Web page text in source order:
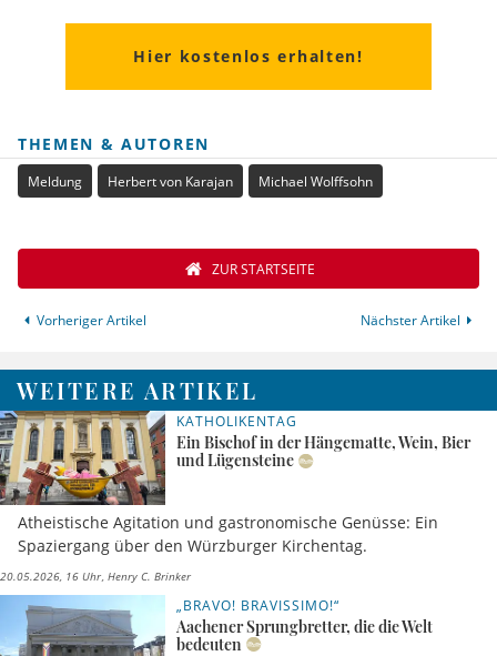
Hier kostenlos erhalten!
THEMEN & AUTOREN
Meldung Herbert von Karajan Michael Wolffsohn
Vorheriger Artikel
ZUR STARTSEITE
Nächster Artikel
WEITERE ARTIKEL
KATHOLIKENTAG
Ein Bischof in der Hängematte, Wein, Bier
und Lügensteine
Atheistische Agitation und gastronomische Genüsse: Ein
Spaziergang über den Würzburger Kirchentag.
20.05.2026, 16 Uhr Henry C. Brinker
„BRAVO! BRAVISSIMO!“
Aachener Sprungbretter, die die Welt
bedeuten